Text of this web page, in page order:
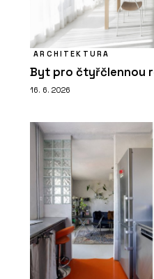
ARCHITEKTURA
Byt pro čtyřčlennou
16. 6. 2026